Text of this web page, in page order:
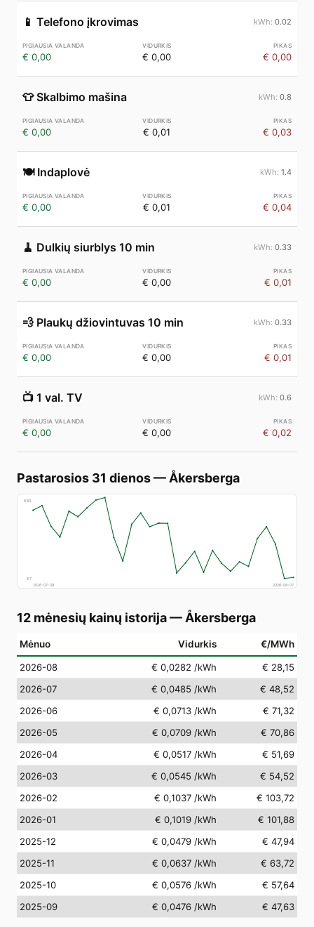
📱 Telefono įkrovimas 0.02
€ 0,00 € 0,00 € 0,00
👕 Skalbimo mašina 0.8
€ 0,00 € 0,01 € 0,03
🍽️ Indaplovė 1.4
€ 0,00 € 0,01 € 0,04
🧹 Dulkių siurblys 10 min 0.33
€ 0,00 € 0,00 € 0,01
💨 Plaukų džiovintuvas 10 min 0.33
€ 0,00 € 0,00 € 0,01
📺 1 val. TV 0.6
€ 0,00 € 0,00 € 0,02
Pastarosios 31 dienos— Åkersberga
€83
€7
2026-07-09
2026-08-07
12 mėnesių kainų istorija— Åkersberga
Mėnuo Vidurkis €/MWh
2026-08 € 0,0282 /kWh
€ 28,15
2026-07
€ 0,0485 /kWh
€ 48,52
2026-06
€ 0,0713 /kWh
€ 71,32
2026-05
€ 0,0709 /kWh
€ 70,86
2026-04
€ 0,0517 /kWh
€ 51,69
2026-03
€ 0,0545 /kWh
€ 54,52
2026-02
€ 0,1037 /kWh
€ 103,72
2026-01
€ 0,1019 /kWh
€ 101,88
2025-12
€ 0,0479 /kWh
€ 47,94
2025-11
€ 0,0637 /kWh
€ 63,72
2025-10
€ 0,0576 /kWh
€ 57,64
2025-09
€ 0,0476 /kWh € 47,63